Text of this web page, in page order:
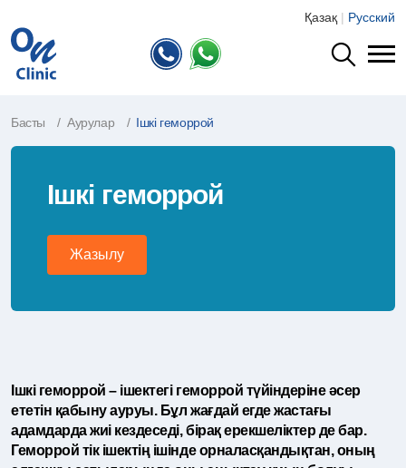
Қазақ | Русский
Басты Аурулар Ішкі геморрой
Ішкі геморрой
Жазылу
Ішкі геморрой – ішектегі геморрой түйіндеріне әсер
ететін қабыну ауруы. Бұл жағдай егде жастағы
адамдарда жиі кездеседі, бірақ ерекшеліктер де бар.
Геморрой тік ішектің ішінде орналасқандықтан, оның